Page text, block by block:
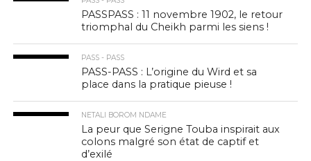
PASSPASS : 11 novembre 1902, le retour
triomphal du Cheikh parmi les siens !
PASS - PASS
PASS-PASS : L’origine du Wird et sa
place dans la pratique pieuse !
NETALI BOROM NDAME
La peur que Serigne Touba inspirait aux
colons malgré son état de captif et
d’exilé